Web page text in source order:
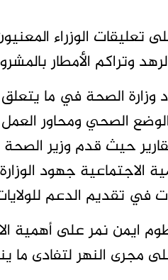
الوزراء
وتراكم الأمطار
الصحة في ما
الصحي ومحاور
حيث قدم وزير الصحة
الاجتماعية جهود
في تقديم الدعم
ايمن نمر على أهمية
مجرى النهر لتفادى ما